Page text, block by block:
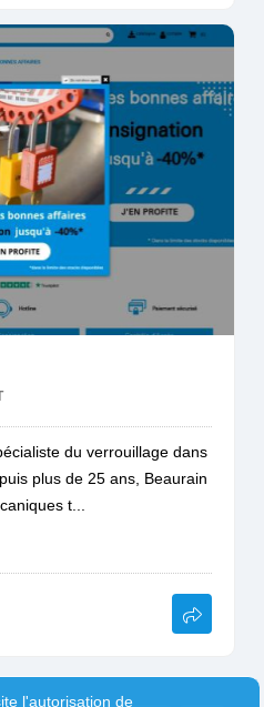
du verrouillage dans
plus de 25 ans, Beaurain
t...
l'autorisation de